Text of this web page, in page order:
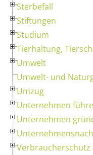
Sterbefall
Stiftungen
Studium
Tierhaltung,
Umwelt
Umwelt- und
Umzug
Unternehmen
Unternehmen